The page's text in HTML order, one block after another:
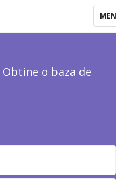
Obtine o baza de